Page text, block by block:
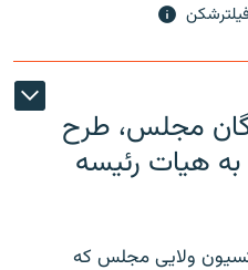
مجلس، طرح
به هیات رئیسه
ولایی مجلس که